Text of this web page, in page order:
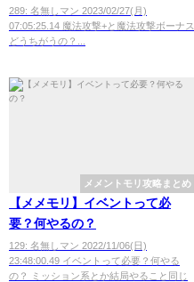
289: 名無しマン 2023/02/27(月)
07:05:25.14 魔法攻撃+と魔法攻撃ボーナス
どうちがうの？...
メメントモリ攻略まとめ
【メメモリ】イベントって必
要？何やるの？
129: 名無しマン 2022/11/06(日)
23:48:00.49 イベントって必要？何やる
の？ ミッション系とか結局やること同じ